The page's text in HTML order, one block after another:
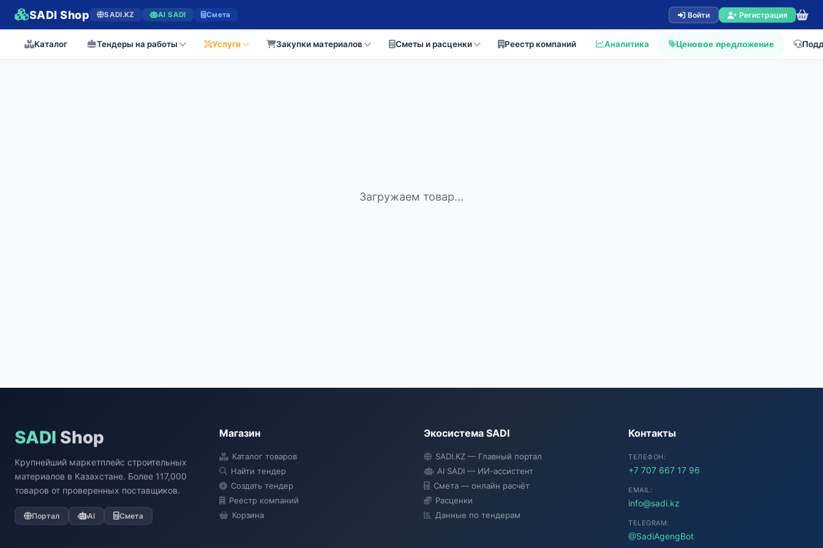
SADI Shop SADI.KZ AI SADI Смета Войти Регистрация
Каталог Тендеры на работы Услуги Закупки материалов Сметы и расценки Реестр компаний Аналитика Ценовое предложение
Загружаем товар...
SADI Shop
Крупнейший маркетплейс строительных
материалов в Казахстане. Более 117,000
товаров от проверенных поставщиков.
Портал AI Смета
Магазин
Каталог товаров
Найти тендер
Создать тендер
Реестр компаний
Корзина
Экосистема SADI
SADI.KZ — Главный портал
AI SADI — ИИ-ассистент
Смета — онлайн расчёт
Расценки
Данные по тендерам
Контакты
ТЕЛЕФОН:
+7 707 667 17 96
EMAIL:
info@sadi.kz
TELEGRAM:
@SadiAgengBot